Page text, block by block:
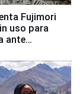
Fujimori
uso para
ante